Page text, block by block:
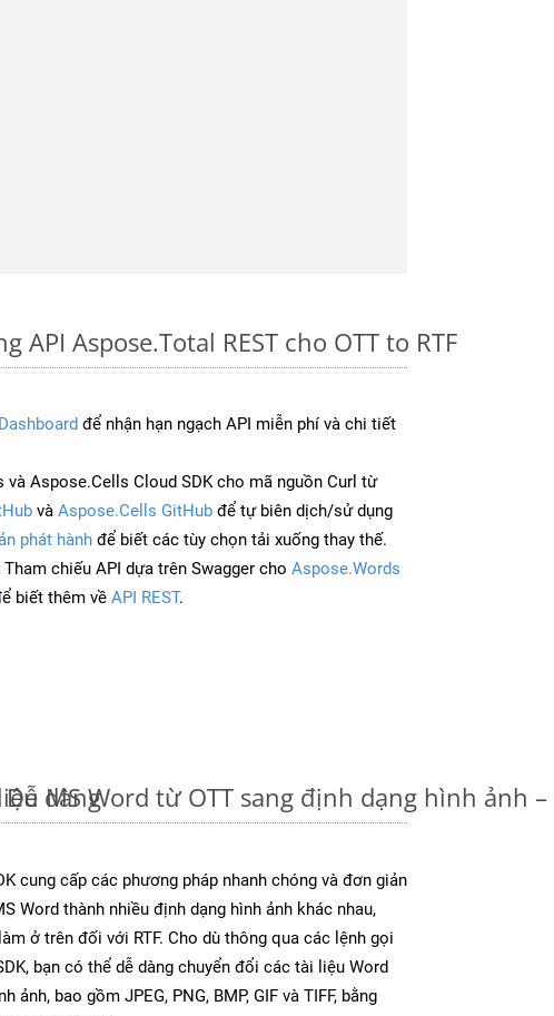
API Aspose.Total REST cho OTT to RTF
Dashboard để nhận hạn ngạch API miễn phí và chi tiết
và Aspose.Cells Cloud SDK cho mã nguồn Curl từ
và Aspose.Cells GitHub để tự biên dịch/sử dụng
phát hành để biết các tùy chọn tải xuống thay thế.
chiếu API dựa trên Swagger cho Aspose.Words
biết thêm về API REST.
dàng
MS Word từ OTT sang định dạng hình ảnh
cung cấp các phương pháp nhanh chóng và đơn giản
Word thành nhiều định dạng hình ảnh khác nhau,
ở trên đối với RTF. Cho dù thông qua các lệnh gọi
bạn có thể dễ dàng chuyển đổi các tài liệu Word
ảnh, bao gồm JPEG, PNG, BMP, GIF và TIFF, bằng